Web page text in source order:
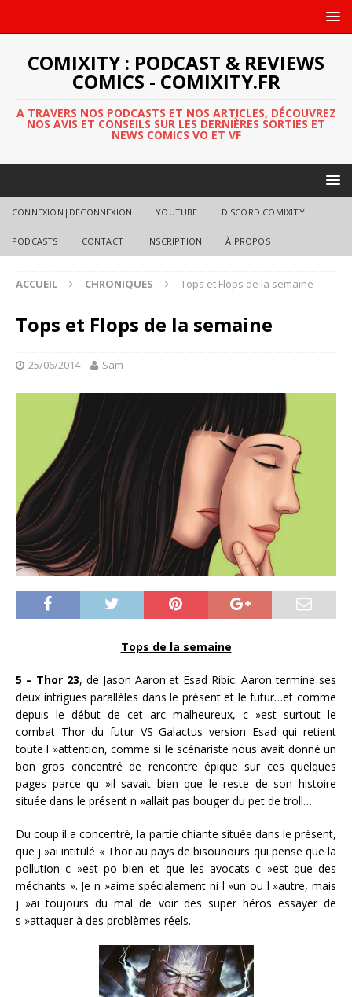
COMIXITY : PODCAST & REVIEWS
COMICS - COMIXITY.FR
A TRAVERS NOS PODCASTS ET NOS ARTICLES, DÉCOUVREZ
NOS AVIS ET CONSEILS SUR LES DERNIÈRES SORTIES ET
NEWS COMICS VO ET VF
CONNEXION|DECONNEXION YOUTUBE DISCORD COMIXITY
PODCASTS CONTACT INSCRIPTION À PROPOS
ACCUEIL CHRONIQUES Tops et Flops de la semaine
Tops et Flops de la semaine
25/06/2014 Sam
Tops de la semaine
5 – Thor 23, de Jason Aaron et Esad Ribic. Aaron termine ses
deux intrigues parallèles dans le présent et le futur…et comme
depuis le début de cet arc malheureux, c »est surtout le
combat Thor du futur VS Galactus version Esad qui retient
toute l »attention, comme si le scénariste nous avait donné un
bon gros concentré de rencontre épique sur ces quelques
pages parce qu »il savait bien que le reste de son histoire
située dans le présent n »allait pas bouger du pet de troll…
Du coup il a concentré, la partie chiante située dans le présent,
que j »ai intitulé « Thor au pays de bisounours qui pense que la
pollution c »est po bien et que les avocats c »est que des
méchants ». Je n »aime spécialement ni l »un ou l »autre, mais
j »ai toujours du mal de voir des super héros essayer de
s »attaquer à des problèmes réels.